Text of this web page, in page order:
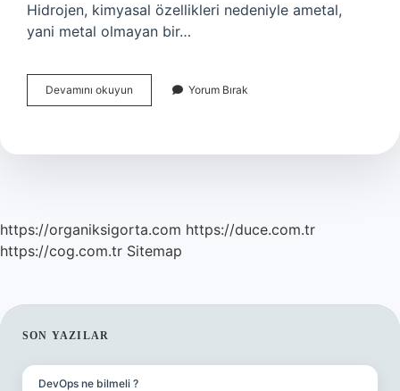
Hidrojen, kimyasal özellikleri nedeniyle ametal,
yani metal olmayan bir…
Devamını okuyun
Gazı
Yorum Bırak
https://organiksigorta.com https://duce.com.tr
https://cog.com.tr Sitemap
SIDEBAR
SON YAZILAR
DevOps ne bilmeli ?